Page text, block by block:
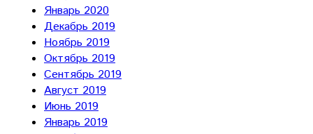
Январь 2020
Декабрь 2019
Ноябрь 2019
Октябрь 2019
Сентябрь 2019
Август 2019
Июнь 2019
Январь 2019